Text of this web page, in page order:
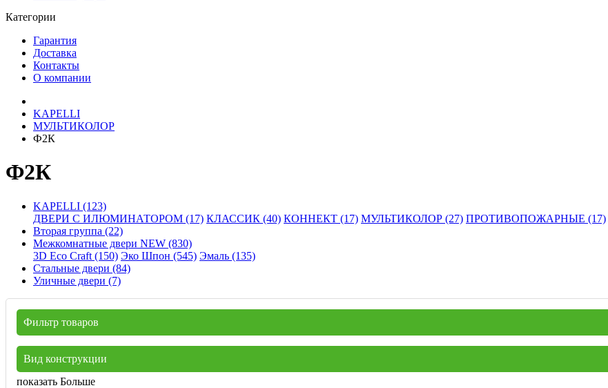
Категории
Гарантия
Доставка
Контакты
О компании
KAPELLI
МУЛЬТИКОЛОР
Ф2К
Ф2К
KAPELLI (123)
ДВЕРИ С ИЛЮМИНАТОРОМ (17) КЛАССИК (40) КОННЕКТ (17) МУЛЬТИКОЛОР (27) ПРОТИВОПОЖАРНЫЕ (17)
Вторая группа (22)
Межкомнатные двери NEW (830)
3D Eco Craft (150) Эко Шпон (545) Эмаль (135)
Стальные двери (84)
Уличные двери (7)
Фильтр товаров
Вид конструкции
показать Больше